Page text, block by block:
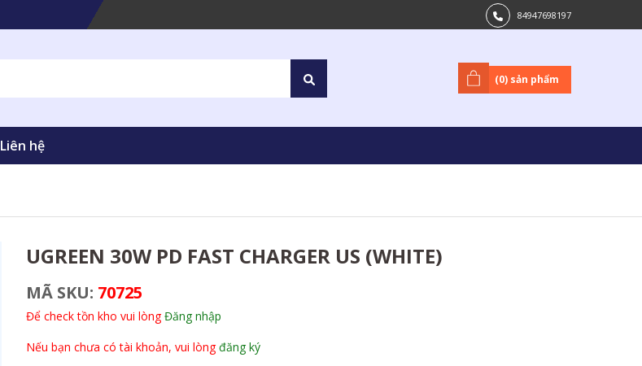
84947698197
(0) sản phẩm
Liên hệ
UGREEN 30W PD FAST CHARGER US (WHITE)
MÃ SKU: 70725
Để check tồn kho vui lòngĐăng nhập
Nếu bạn chưa có tài khoản, vui lòngđăng ký